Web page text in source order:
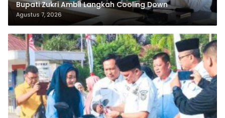
Bupati Zukri Ambil Langkah Cooling Down
Agustus 7, 2026